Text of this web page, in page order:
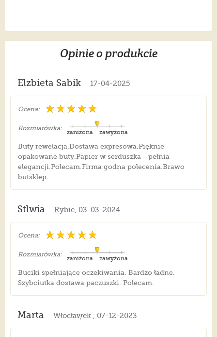
Opinie o produkcie
Elzbieta Sabik 17-04-2025
Ocena:
Rozmiarówka:
zawyżona
zaniżona
Buty rewelacja.Dostawa expresowa.Pięknie
opakowane buty.Papier w serduszka - pełnia
elegancji.Polecam.Firma godna polecenia.Brawo
butsklep.
Stlwia Rybie, 03-03-2024
Ocena:
Rozmiarówka:
zawyżona
zaniżona
Buciki spełniające oczekiwania. Bardzo ładne.
Szybciutka dostawa paczuszki. Polecam.
Marta Włocławek , 07-12-2023